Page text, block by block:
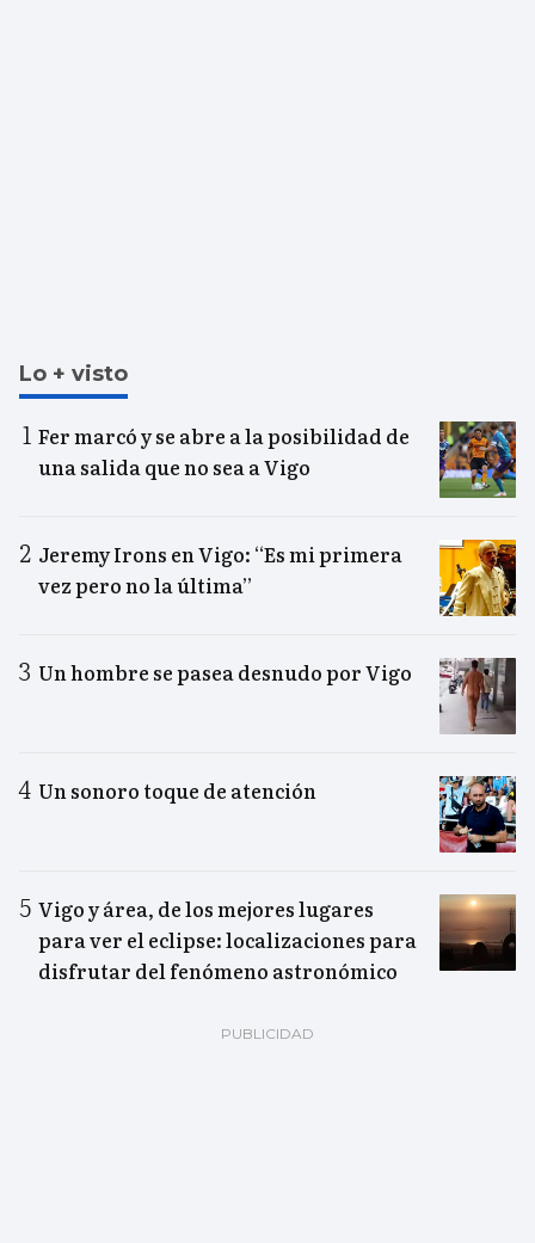
Lo + visto
Fer marcó y se abre a la posibilidad de
una salida que no sea a Vigo
Jeremy Irons en Vigo: “Es mi primera
vez pero no la última”
Un hombre se pasea desnudo por Vigo
Un sonoro toque de atención
Vigo y área, de los mejores lugares
para ver el eclipse: localizaciones para
disfrutar del fenómeno astronómico